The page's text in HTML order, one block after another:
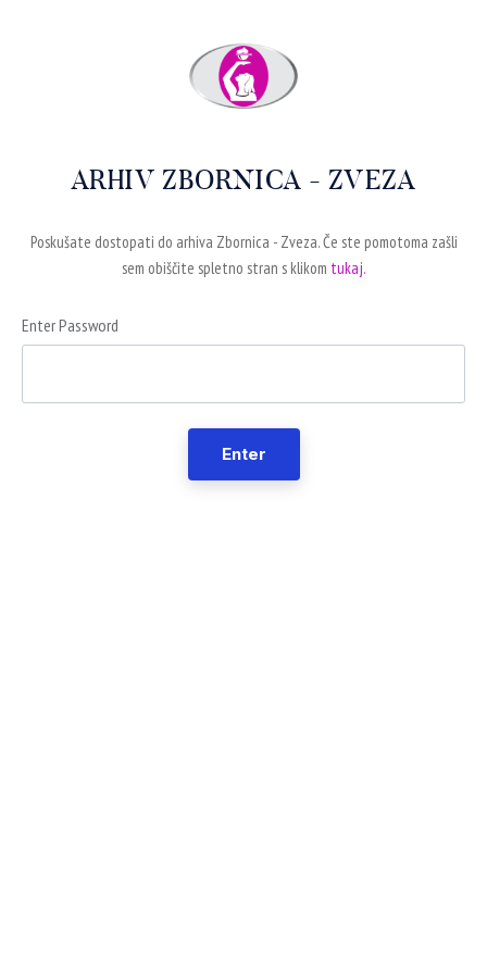
ARHIV ZBORNICA - ZVEZA
Poskušate dostopati do arhiva Zbornica - Zveza. Če ste pomotoma zašli
sem obiščite spletno stran s klikom tukaj.
Enter Password
Enter